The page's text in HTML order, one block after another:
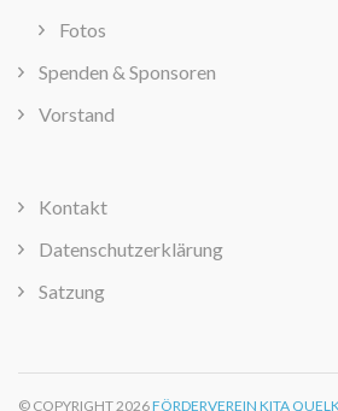
Fotos
Spenden & Sponsoren
Vorstand
Kontakt
Datenschutzerklärung
Satzung
© COPYRIGHT 2026FÖRDERVEREIN KITA